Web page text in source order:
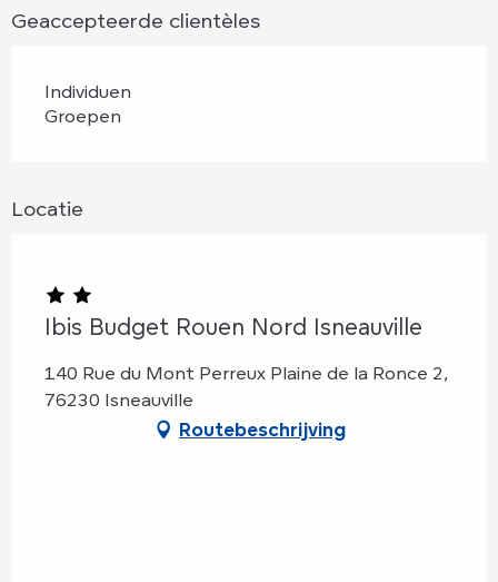
Geaccepteerde clientèles
Individuen
Groepen
Locatie
Ibis Budget Rouen Nord Isneauville
140 Rue du Mont Perreux Plaine de la Ronce 2,
76230 Isneauville
Routebeschrijving